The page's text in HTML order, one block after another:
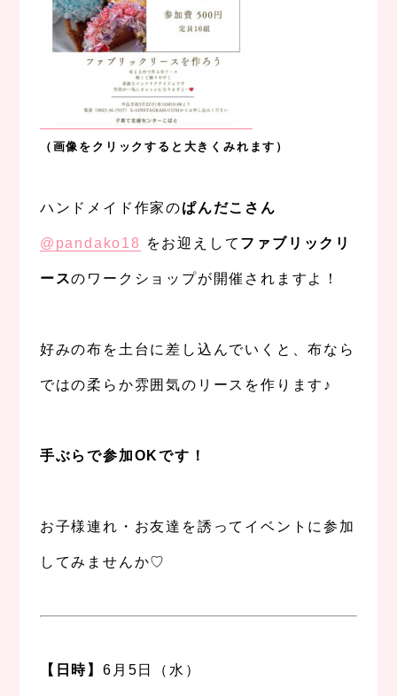
（画像をクリックすると大きくみれます）
ハンドメイド作家のぱんだこさん
@pandako18 をお迎えして ファブリックリ
ースのワークショップが開催されますよ！
好みの布を土台に差し込んでいくと、布なら
ではの柔らか雰囲気のリースを作ります♪
手ぶらで参加OKです！
お子様連れ・お友達を誘ってイベントに参加
してみませんか♡
【日時】 6月5日（水）